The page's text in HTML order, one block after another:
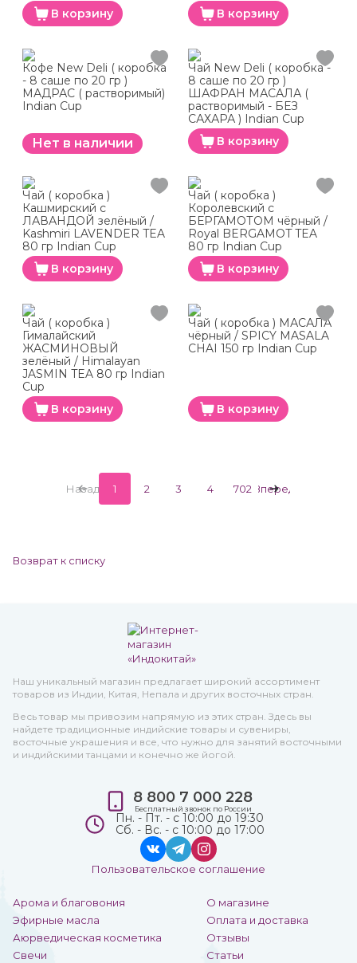
В корзину
В корзину
Кофе New Deli ( коробка
- 8 саше по 20 гр )
МАДРАС ( растворимый)
Indian Cup
Нет в наличии
Чай New Deli ( коробка -
8 саше по 20 гр )
ШАФРАН МАСАЛА (
растворимый - БЕЗ
САХАРА ) Indian Cup
В корзину
Чай ( коробка )
Кашмирский с
ЛАВАНДОЙ зелёный /
Kashmiri LAVENDER TEA
80 гр Indian Cup
В корзину
Чай ( коробка )
Королевский с
БЕРГАМОТОМ чёрный /
Royal BERGAMOT TEA
80 гр Indian Cup
В корзину
Чай ( коробка )
Гималайский
ЖАСМИНОВЫЙ
зелёный / Himalayan
JASMIN TEA 80 гр Indian
Cup
В корзину
Чай ( коробка ) МАСАЛА
чёрный / SPICY MASALA
CHAI 150 гр Indian Cup
В корзину
Назад 1 2 3 4 702 Вперед
Возврат к списку
Наш уникальный магазин предлагает широкий ассортимент
товаров из Индии, Китая, Непала и других восточных стран.
Весь товар мы привозим напрямую из этих стран. Здесь вы
найдете традиционные индийские товары и сувениры,
восточные украшения и все, что нужно для занятий восточными
и индийскими танцами и конечно же йогой.
Арома и благовония
Эфирные масла
Аюрведическая косметика
Свечи
О магазине
Оплата и доставка
Отзывы
Статьи
8 800 7 000 228
Бесплатный звонок по России
Пн. - Пт. - с 10:00 до 19:30
Сб. - Вс. - с 10:00 до 17:00
Пользовательское соглашение